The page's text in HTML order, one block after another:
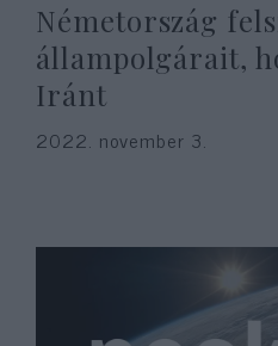
Németország
állampolgárait,
Iránt
2022. november 3.